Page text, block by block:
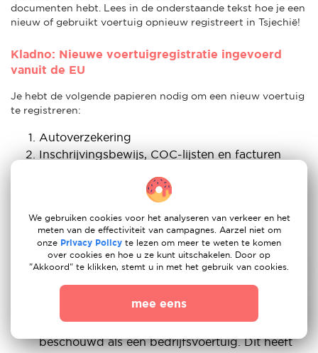
documenten hebt. Lees in de onderstaande tekst hoe je een
nieuw of gebruikt voertuig opnieuw registreert in Tsjechië!
Kladno: Nieuwe voertuigregistratie ingevoerd
vanuit de EU
Je hebt de volgende papieren nodig om een nieuw voertuig
te registreren:
Autoverzekering
Inschrijvingsbewijs, COC-lijsten en facturen
Tsjechische verblijfsvergunning: Als Duitse
immigrant is dit onderdeel misschien wel het
belangrijkste voor jou. Zelfs als je een paspoort
van een EU-lidstaat hebt, heb je een Tsjechische
verblijfsvergunning nodig om een nieuw
voertuig te kopen. Als je geen Tsjechische
verblijfsvergunning hebt, kun je een auto
registreren op naam van je bedrijf of onder je
handelslicentie, en het voertuig wordt dan
beschouwd als een bedrijfsvoertuig. Dit heeft
We gebruiken cookies voor het analyseren van verkeer en het
meten van de effectiviteit van campagnes. Aarzel niet om
onze Privacy Policy te lezen om meer te weten te komen
over cookies en hoe u ze kunt uitschakelen. Door op
"Akkoord" te klikken, stemt u in met het gebruik van cookies.
mee eens